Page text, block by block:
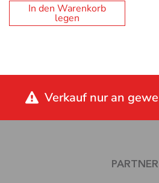
In den Warenkorb
legen
Verkauf nur an
PARTNER